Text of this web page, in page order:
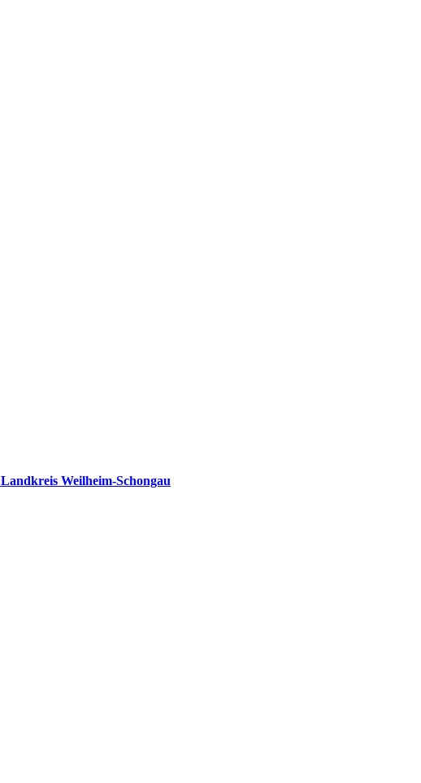
Landkreis Weilheim-Schongau